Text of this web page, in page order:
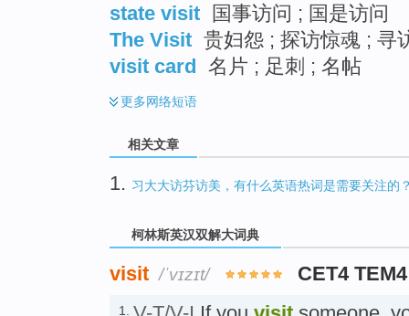
state visit
国事访问 ; 国是访问
The Visit 贵妇怨 ; 探访惊魂 ; 寻
visit card 名片 ; 足刺 ; 名帖
更多网络短语
相关文章
1. 习大大访芬访美，有什么英语热词是需要关注的
柯林斯英汉双解大词典
visit /ˈvɪzɪt/ CET4 TEM4
1.